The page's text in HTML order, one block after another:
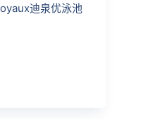
迪泉优泳池